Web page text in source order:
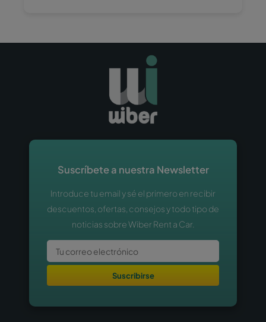
Suscríbete a nuestra Newsletter
Introduce tu email y sé el primero en recibir
descuentos, ofertas, consejos y todo tipo de
noticias sobre Wiber Rent a Car.
Suscribirse